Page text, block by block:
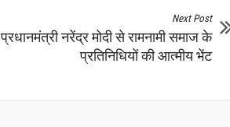
Next Post
प्रधानमंत्री नरेंद्र मोदी से रामनामी समाज के
प्रतिनिधियों की आत्मीय भेंट